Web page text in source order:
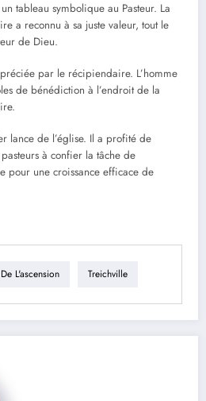
tableau symbolique au Pasteur. La
a reconnu à sa juste valeur, tout le
de Dieu.
par le récipiendaire. L’homme
de bénédiction à l’endroit de la
lance de l’église. Il a profité de
à confier la tâche de
pour une croissance efficace de
L'ascension Treichville